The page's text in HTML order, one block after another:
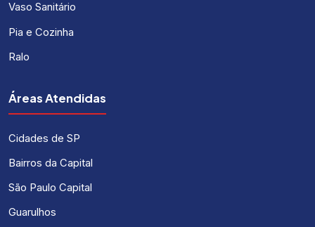
Vaso Sanitário
Pia e Cozinha
Ralo
Áreas Atendidas
Cidades de SP
Bairros da Capital
São Paulo Capital
Guarulhos